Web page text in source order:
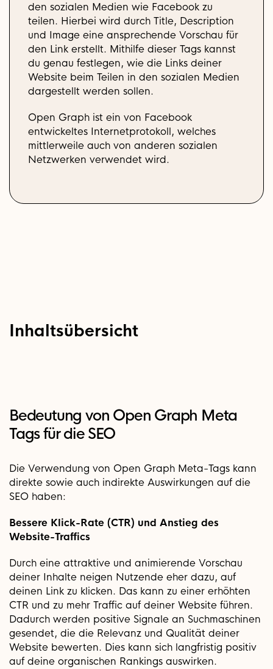
den sozialen Medien wie Facebook zu
teilen. Hierbei wird durch Title, Description
und Image eine ansprechende Vorschau für
den Link erstellt. Mithilfe dieser Tags kannst
du genau festlegen, wie die Links deiner
Website beim Teilen in den sozialen Medien
dargestellt werden sollen.
Open Graph ist ein von Facebook
entwickeltes Internetprotokoll, welches
mittlerweile auch von anderen sozialen
Netzwerken verwendet wird.
Inhaltsübersicht
Bedeutung von Open Graph Meta
Tags für die SEO
Die Verwendung von Open Graph Meta-Tags kann
direkte sowie auch indirekte Auswirkungen auf die
SEO haben:
Bessere Klick-Rate (CTR) und Anstieg des
Website-Traffics
Durch eine attraktive und animierende Vorschau
deiner Inhalte neigen Nutzende eher dazu, auf
deinen Link zu klicken. Das kann zu einer erhöhten
CTR und zu mehr Traffic auf deiner Website führen.
Dadurch werden positive Signale an Suchmaschinen
gesendet, die die Relevanz und Qualität deiner
Website bewerten. Dies kann sich langfristig positiv
auf deine organischen Rankings auswirken.